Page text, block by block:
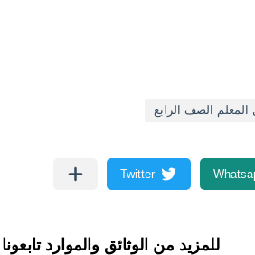
المعلم الصف الرابع
للمزيد من الوثائق والموارد